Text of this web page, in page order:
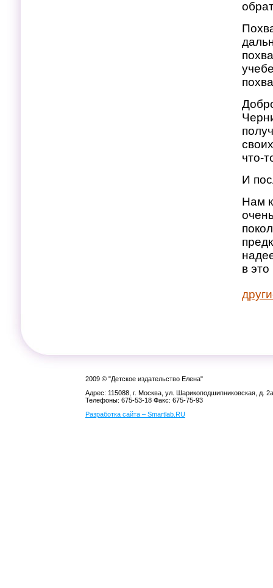
что-
И
Нам
в
2009 © "Детское издательство Елена"
Адрес: 115088, г. Москва, ул. Шарикоподшипниковская, д. 2а
Телефоны: 675-53-18 Факс: 675-75-93
Разработка сайта – Smartlab.RU